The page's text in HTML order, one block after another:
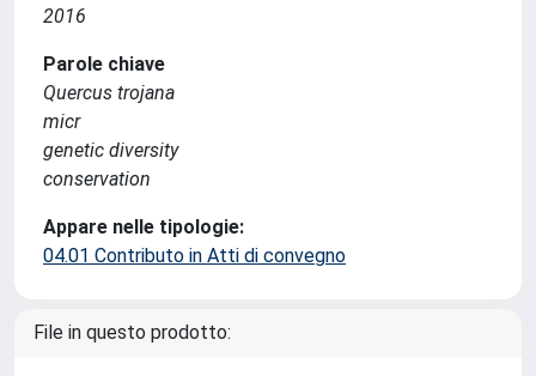
2016
Parole chiave
Quercus trojana
micr
genetic diversity
conservation
Appare nelle tipologie:
04.01 Contributo in Atti di convegno
File in questo prodotto: